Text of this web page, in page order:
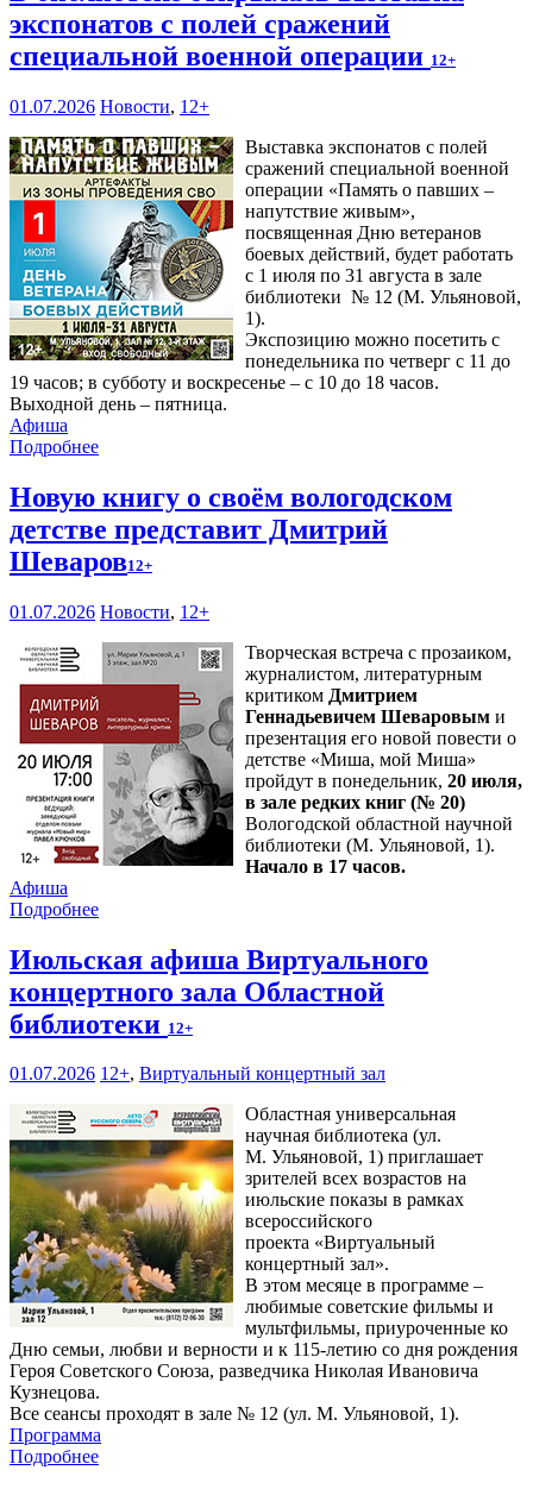
экспонатов с полей сражений
специальной военной операции 12+
01.07.2026 Новости, 12+
Выставка экспонатов с полей
сражений специальной военной
операции «Память о павших –
напутствие живым»,
посвященная Дню ветеранов
боевых действий, будет работать
с 1 июля по 31 августа в зале
библиотеки № 12 (М. Ульяновой,
1).
Экспозицию можно посетить с
понедельника по четверг с 11 до
19 часов; в субботу и воскресенье – с 10 до 18 часов.
Выходной день – пятница.
Афиша
Подробнее
Новую книгу о своём вологодском
детстве представит Дмитрий
Шеваров12+
01.07.2026 Новости, 12+
Творческая встреча с прозаиком,
журналистом, литературным
критиком Дмитрием
Геннадьевичем Шеваровым и
презентация его новой повести о
детстве «Миша, мой Миша»
пройдут в понедельник, 20 июля,
в зале редких книг (№ 20)
Вологодской областной научной
библиотеки (М. Ульяновой, 1).
Начало в 17 часов.
Афиша
Подробнее
Июльская афиша Виртуального
концертного зала Областной
библиотеки 12+
01.07.2026 12+, Виртуальный концертный зал
Областная универсальная
научная библиотека (ул.
М. Ульяновой, 1) приглашает
зрителей всех возрастов на
июльские показы в рамках
всероссийского
проекта «Виртуальный
концертный зал».
В этом месяце в программе –
любимые советские фильмы и
мультфильмы, приуроченные ко
Дню семьи, любви и верности и к 115-летию со дня рождения
Героя Советского Союза, разведчика Николая Ивановича
Кузнецова.
Все сеансы проходят в зале № 12 (ул. М. Ульяновой, 1).
Программа
Подробнее